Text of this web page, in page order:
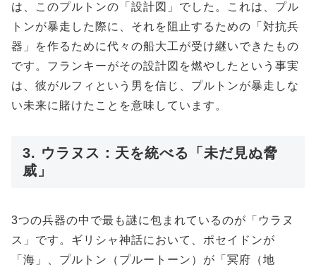
は、このプルトンの「設計図」でした。これは、プル
トンが暴走した際に、それを阻止するための「対抗兵
器」を作るために代々の船大工が受け継いできたもの
です。フランキーがその設計図を燃やしたという事実
は、彼がルフィという男を信じ、プルトンが暴走しな
い未来に賭けたことを意味しています。
3. ウラヌス：天を統べる「未だ見ぬ脅
威」
3つの兵器の中で最も謎に包まれているのが「ウラヌ
ス」です。ギリシャ神話において、ポセイドンが
「海」、プルトン（プルートーン）が「冥府（地